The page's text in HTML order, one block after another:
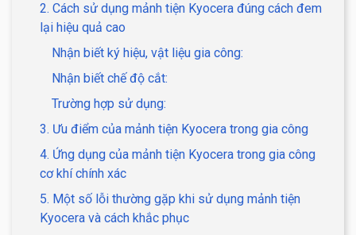
2. Cách sử dụng mảnh tiện Kyocera đúng cách đem
lại hiệu quả cao
Nhận biết ký hiệu, vật liệu gia công:
Nhận biết chế độ cắt:
Trường hợp sử dụng:
3. Ưu điểm của mảnh tiện Kyocera trong gia công
4. Ứng dụng của mảnh tiện Kyocera trong gia công
cơ khí chính xác
5. Một số lỗi thường gặp khi sử dụng mảnh tiện
Kyocera và cách khắc phục